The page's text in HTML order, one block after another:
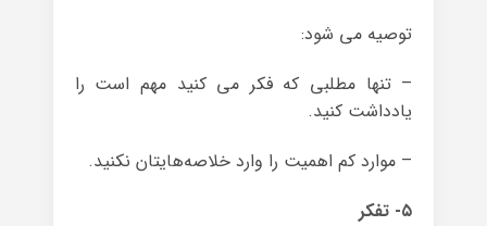
توصیه می شود:
– تنها مطلبی که فکر می کنید مهم است را
یادداشت کنید.
– موارد کم اهمیت را وارد خلاصه‌هایتان نکنید.
۵- تفکر